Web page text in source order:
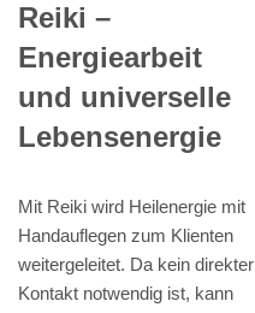
Reiki –
Energiearbeit
und universelle
Lebensenergie
Mit Reiki wird Heilenergie mit
Handauflegen zum Klienten
weitergeleitet. Da kein direkter
Kontakt notwendig ist, kann